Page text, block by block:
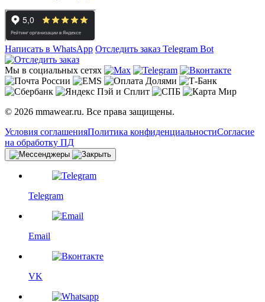
Написать в WhatsApp Отследить заказ Telegram Bot
Мы в социальных сетях
© 2026 mmawear.ru. Все права защищены.
Условия соглашенияПолитика конфиденциальностиСогласие
на обработку ПД
Telegram
Email
VK